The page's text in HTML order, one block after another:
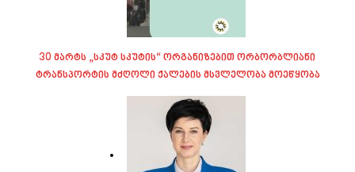
30 მარტს „სკუტ სკუტის“ ორგანიზებით ორბორბლიანი
ტრანსპორტის მძღოლი ქალების მსვლელობა მოეწყობა